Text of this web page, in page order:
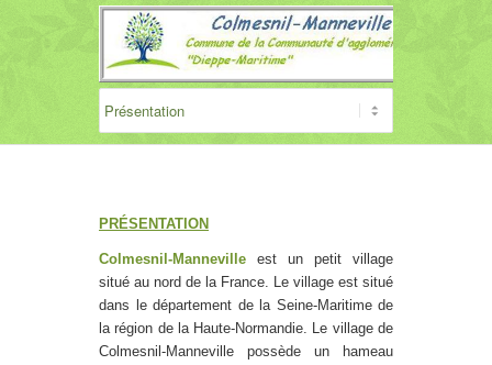
PRÉSENTATION
Colmesnil-Manneville est un petit village
situé au nord de la France. Le village est situé
dans le département de la Seine-Maritime de
la région de la Haute-Normandie. Le village de
Colmesnil-Manneville possède un hameau